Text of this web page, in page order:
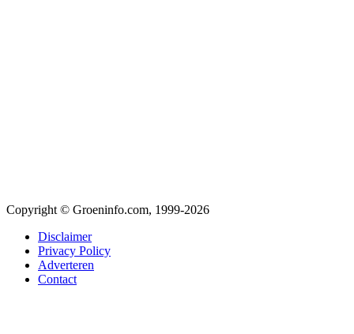
Copyright © Groeninfo.com, 1999-2026
Disclaimer
Privacy Policy
Adverteren
Contact